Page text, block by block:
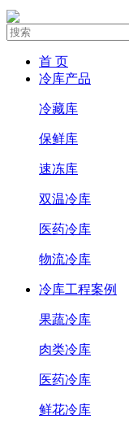
首 页
冷库产品
冷藏库
保鲜库
速冻库
双温冷库
医药冷库
物流冷库
冷库工程案例
果蔬冷库
肉类冷库
医药冷库
鲜花冷库